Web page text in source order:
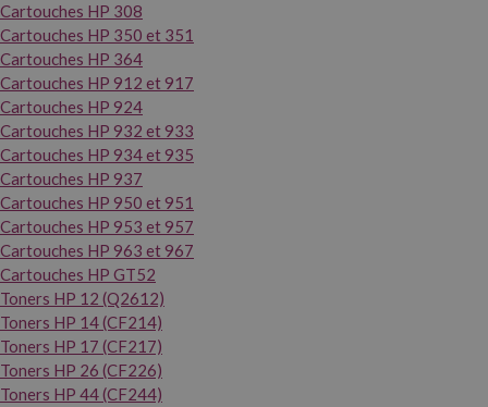
Cartouches HP 308
Cartouches HP 350 et 351
Cartouches HP 364
Cartouches HP 912 et 917
Cartouches HP 924
Cartouches HP 932 et 933
Cartouches HP 934 et 935
Cartouches HP 937
Cartouches HP 950 et 951
Cartouches HP 953 et 957
Cartouches HP 963 et 967
Cartouches HP GT52
Toners HP 12 (Q2612)
Toners HP 14 (CF214)
Toners HP 17 (CF217)
Toners HP 26 (CF226)
Toners HP 44 (CF244)